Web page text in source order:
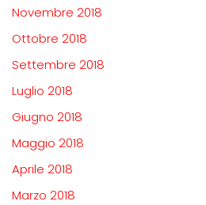
Novembre 2018
Ottobre 2018
Settembre 2018
Luglio 2018
Giugno 2018
Maggio 2018
Aprile 2018
Marzo 2018